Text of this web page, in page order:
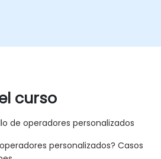
curso
de operadores personalizados
personalizados? Casos